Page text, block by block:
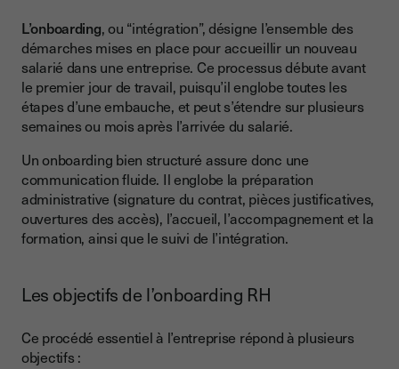
Remise et signature des documents annexes
Gestion des accès
Comment intégrer efficacement la signature électronique
dans le processus RH ?
Choisir la signature
Choisir le prestataire
Mettre en place le projet
Évaluation des résultats
Conclusion
L’onboarding, ou “intégration”, désigne l’ensemble des
démarches mises en place pour accueillir un nouveau
salarié dans une entreprise. Ce processus débute avant
le premier jour de travail, puisqu’il englobe toutes les
étapes d’une embauche, et peut s’étendre sur plusieurs
semaines ou mois après l’arrivée du salarié.
Un onboarding bien structuré assure donc une
communication fluide. Il englobe la préparation
administrative (signature du contrat, pièces justificatives,
ouvertures des accès), l’accueil, l’accompagnement et la
formation, ainsi que le suivi de l’intégration.
Les objectifs de l’onboarding RH
Ce procédé essentiel à l’entreprise répond à plusieurs
objectifs :